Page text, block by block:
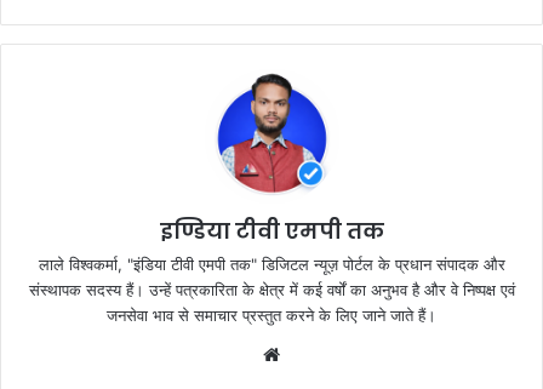
c
e
itt
er
at
s
ar
e
इण्डिया टीवी एमपी तक
लाले विश्वकर्मा, "इंडिया टीवी एमपी तक" डिजिटल न्यूज़ पोर्टल के प्रधान संपादक और
संस्थापक सदस्य हैं। उन्हें पत्रकारिता के क्षेत्र में कई वर्षों का अनुभव है और वे निष्पक्ष एवं
जनसेवा भाव से समाचार प्रस्तुत करने के लिए जाने जाते हैं।